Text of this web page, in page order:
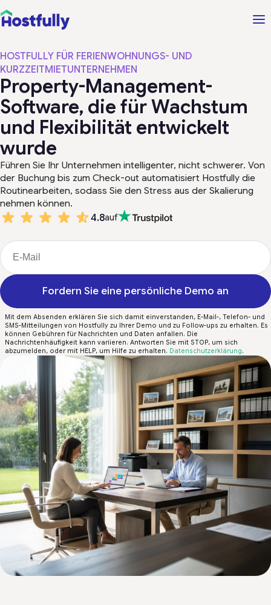
HOSTFULLY FÜR FERIENWOHNUNGS- UND
KURZZEITMIETUNTERNEHMEN
Property-Management-
Software, die für Wachstum
und Flexibilität entwickelt
wurde
Führen Sie Ihr Unternehmen intelligenter, nicht schwerer. Von
der Buchung bis zum Check-out automatisiert Hostfully die
Routinearbeiten, sodass Sie den Stress aus der Skalierung
nehmen können.
4.8auf
Fordern Sie eine persönliche Demo an
Mit dem Absenden erklären Sie sich damit einverstanden, E-Mail-, Telefon- und
SMS-Mitteilungen von Hostfully zu Ihrer Demo und zu Follow-ups zu erhalten. Es
können Gebühren für Nachrichten und Daten anfallen. Die
Nachrichtenhäufigkeit kann variieren. Antworten Sie mit STOP, um sich
abzumelden, oder mit HELP, um Hilfe zu erhalten. Datenschutzerklärung.